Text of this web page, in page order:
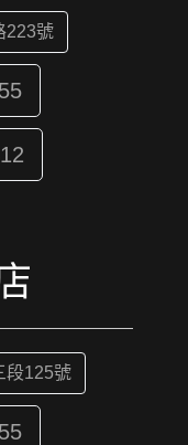
223號
段125號